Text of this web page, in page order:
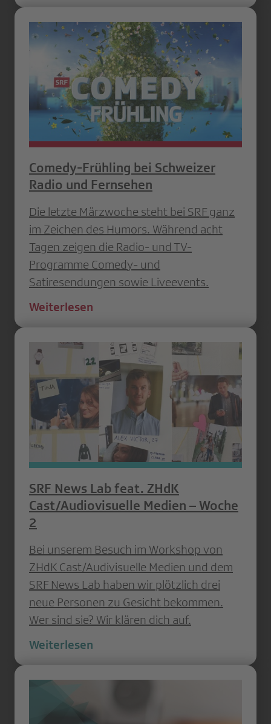
Comedy-Frühling bei Schweizer
Radio und Fernsehen
Die letzte Märzwoche steht bei SRF ganz
im Zeichen des Humors. Während acht
Tagen zeigen die Radio- und TV-
Programme Comedy- und
Satiresendungen sowie Liveevents.
Weiterlesen
SRF News Lab feat. ZHdK
Cast/Audiovisuelle Medien – Woche
2
Bei unserem Besuch im Workshop von
ZHdK Cast/Audivisuelle Medien und dem
SRF News Lab haben wir plötzlich drei
neue Personen zu Gesicht bekommen.
Wer sind sie? Wir klären dich auf.
Weiterlesen